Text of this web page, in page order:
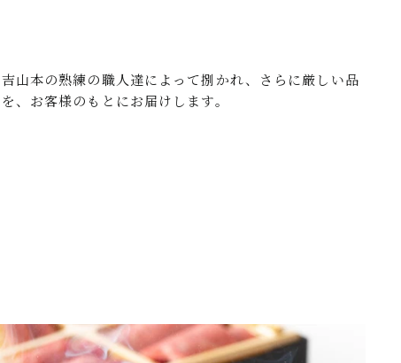
山本の熟練の職人達によって捌かれ、さらに厳しい品
、お客様のもとにお届けします。